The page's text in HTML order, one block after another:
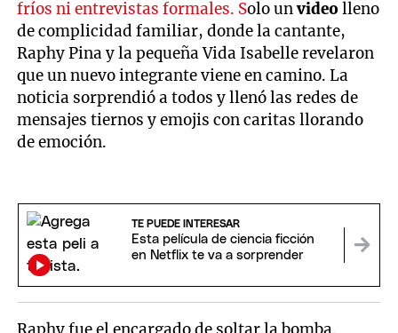
fríos ni entrevistas formales. Solo unvideolleno
de complicidad familiar, donde la cantante,
Raphy Pina y la pequeña Vida Isabelle revelaron
que un nuevo integrante viene en camino. La
noticia sorprendió a todos y llenó las redes de
mensajes tiernos y emojis con caritas llorando
de emoción.
TE PUEDE INTERESAR
Esta película de ciencia ficción
en Netflix te va a sorprender